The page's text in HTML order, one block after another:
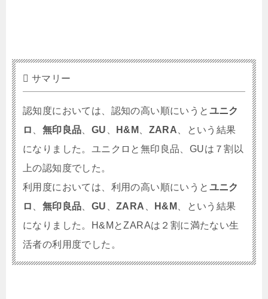
サマリー
認知度においては、認知の高い順にいうと ユニク
ロ
無印良品 GU H&M ZARA 、という結果
になりました。ユニクロと無印良品、GUは７割以
上の認知度でした。
利用度においては、利用の高い順にいうと ユニク
ロ
無印良品 GU 、ZARA H&M
、という結果
になりました。H&MとZARAは２割に満たない生
活者の利用度でした。